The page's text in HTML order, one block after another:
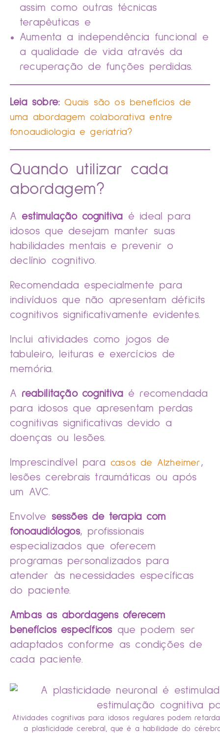
assim como outras técnicas
terapêuticas e
Aumenta a independência funcional e
a qualidade de vida através da
recuperação de funções perdidas.
Leia sobre:Quais são os benefícios de
uma abordagem colaborativa entre
fonoaudiologia e geriatria?
Quando utilizar cada
abordagem?
A estimulação cognitiva é ideal para
idosos que desejam manter suas
habilidades mentais e prevenir o
declínio cognitivo.
Recomendada especialmente para
indivíduos que não apresentam déficits
cognitivos significativamente evidentes.
Inclui atividades como jogos de
tabuleiro, leituras e exercícios de
memória.
A reabilitação cognitivaé recomendada
para idosos que apresentam perdas
cognitivas significativas devido a
doenças ou lesões.
Imprescindível para casos de Alzheimer,
lesões cerebrais traumáticas ou após
um AVC.
Envolve sessões de terapia com
fonoaudiólogos, profissionais
especializados que oferecem
programas personalizados para
atender às necessidades específicas
do paciente.
Ambas as abordagens oferecem
benefícios específicos que podem ser
adaptados conforme as condições de
cada paciente.
Atividades cognitivas para idosos regulares podem
a plasticidade cerebral, que é a habilidade do